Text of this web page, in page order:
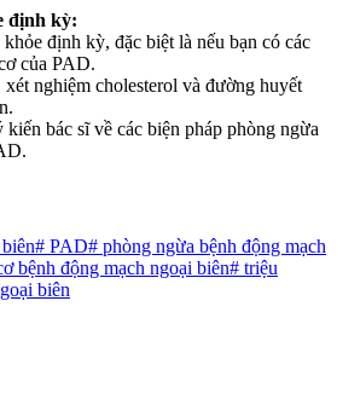
định kỳ:
định kỳ, đặc biệt là nếu bạn có các
của PAD.
nghiệm cholesterol và đường huyết
kiến bác sĩ về các biện pháp phòng ngừa
# PAD# phòng ngừa bệnh động mạch
bệnh động mạch ngoại biên# triệu
biên